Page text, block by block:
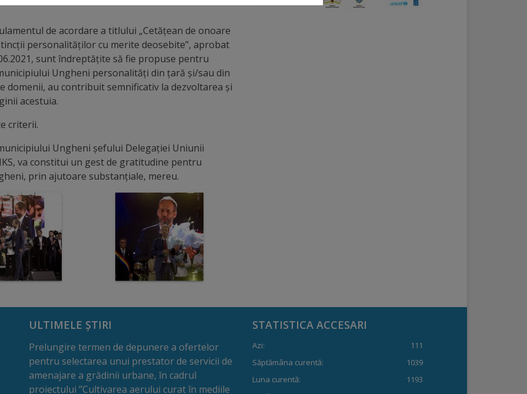
de асоrdаrе а titlului „Сеtățean de оnоаrе
personalităților cu merite deosebite”, aprobat
sunt îndreptățite să fie propuse pentru
Ungheni personalități din țară și/sau din
au contribuit semnificativ la dezvoltarea și
acestuia.
criterii.
Ungheni șefului Delegației Uniunii
va constitui un gest de gratitudine pentru
prin ajutoare substanțiale, mereu.
ULTIMELE ȘTIRI
Prelungire termen de depunere a ofertelor
pentru selectarea unui prestator de servicii de
amenajare a grădinii urbane, în cadrul
proiectului ”Cultivarea aerului curat în mediile
STATISTICA ACCESARI
Azi:
111
Săptămâna curentă:
1039
Luna curentă:
1193